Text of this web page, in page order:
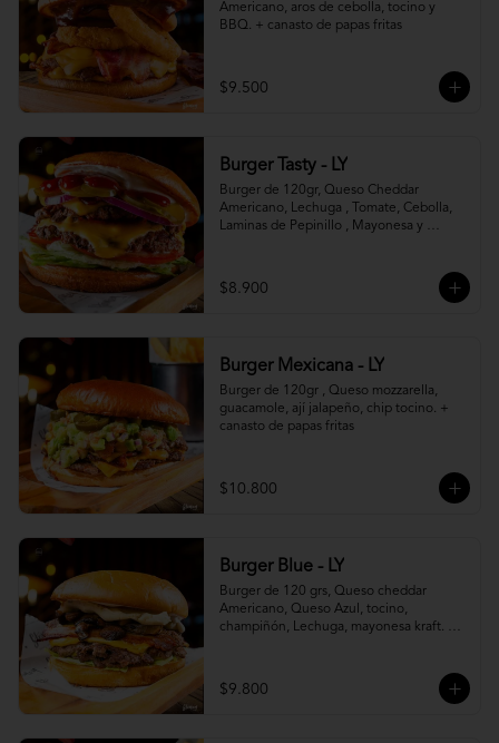
Americano, aros de cebolla, tocino y
BBQ. + canasto de papas fritas
$9.500
Burger Tasty - LY
Burger de 120gr, Queso Cheddar
Americano, Lechuga , Tomate, Cebolla,
Laminas de Pepinillo , Mayonesa y
$8.900
Burger Mexicana - LY
Burger de 120gr , Queso mozzarella,
guacamole, ají jalapeño, chip tocino. +
canasto de papas fritas
$10.800
Burger Blue - LY
Burger de 120 grs, Queso cheddar
Americano, Queso Azul, tocino,
champiñón, Lechuga, mayonesa kraft. +
$9.800